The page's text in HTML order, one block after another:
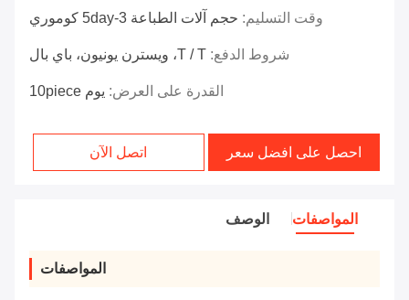
وقت التسليم: حجم آلات الطباعة 3-5day كوموري
شروط الدفع: T / T، ويسترن يونيون، باي بال
القدرة على العرض: يوم 10piece
احصل على افضل سعر اتصل الآن
المواصفات الوصف
المواصفات